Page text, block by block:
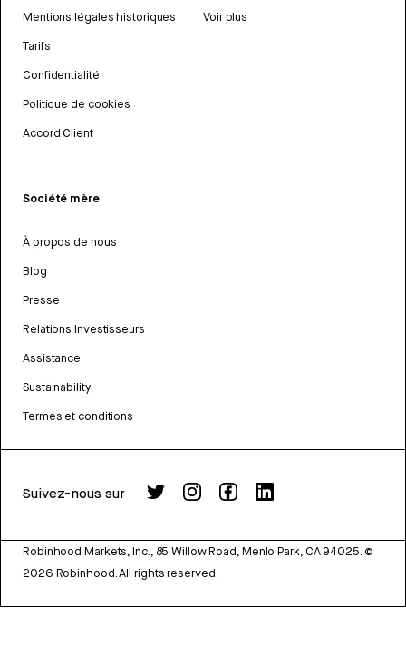
Mentions légales historiques
Tarifs
Confidentialité
Politique de cookies
Accord Client
Voir plus
Société mère
À propos de nous
Blog
Presse
Relations Investisseurs
Assistance
Sustainability
Termes et conditions
Suivez-nous sur
Robinhood Markets, Inc., 85 Willow Road, Menlo Park, CA 94025. ©
2026 Robinhood. All rights reserved.